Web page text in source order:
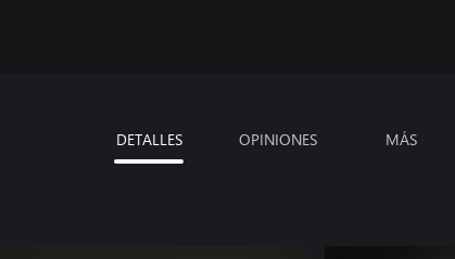
DETALLES OPINIONES MÁS